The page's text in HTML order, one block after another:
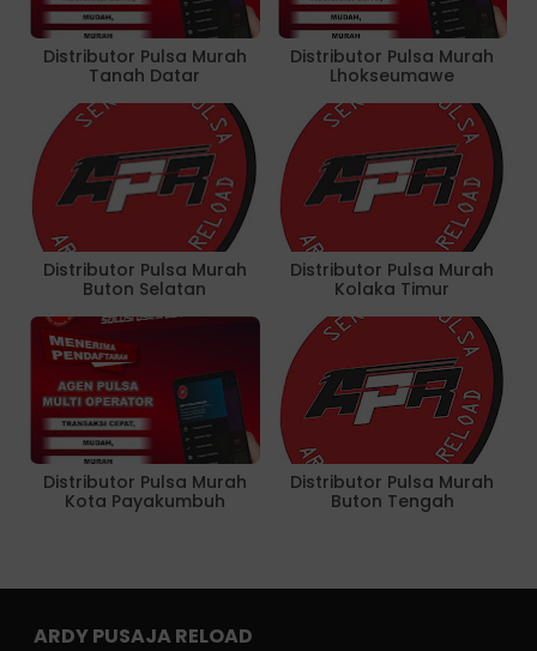
Distributor Pulsa Murah
Tanah Datar
Distributor Pulsa Murah
Lhokseumawe
Distributor Pulsa Murah
Buton Selatan
Distributor Pulsa Murah
Kolaka Timur
Distributor Pulsa Murah
Kota Payakumbuh
Distributor Pulsa Murah
Buton Tengah
ARDY PUSAJA RELOAD